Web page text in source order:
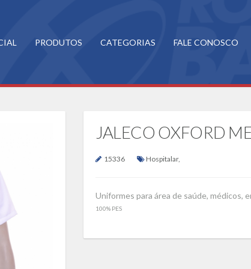
PRODUTOS CATEGORIAS FALE CONOSCO
JALECO OXFORD
15336 Hospitalar,
Uniformes para área de saúde, médicos,
100% PES